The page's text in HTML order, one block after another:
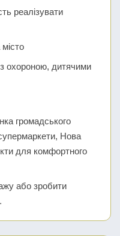
реалізувати
з охороною, дитячими
громадського
Нова
для комфортного
або зробити